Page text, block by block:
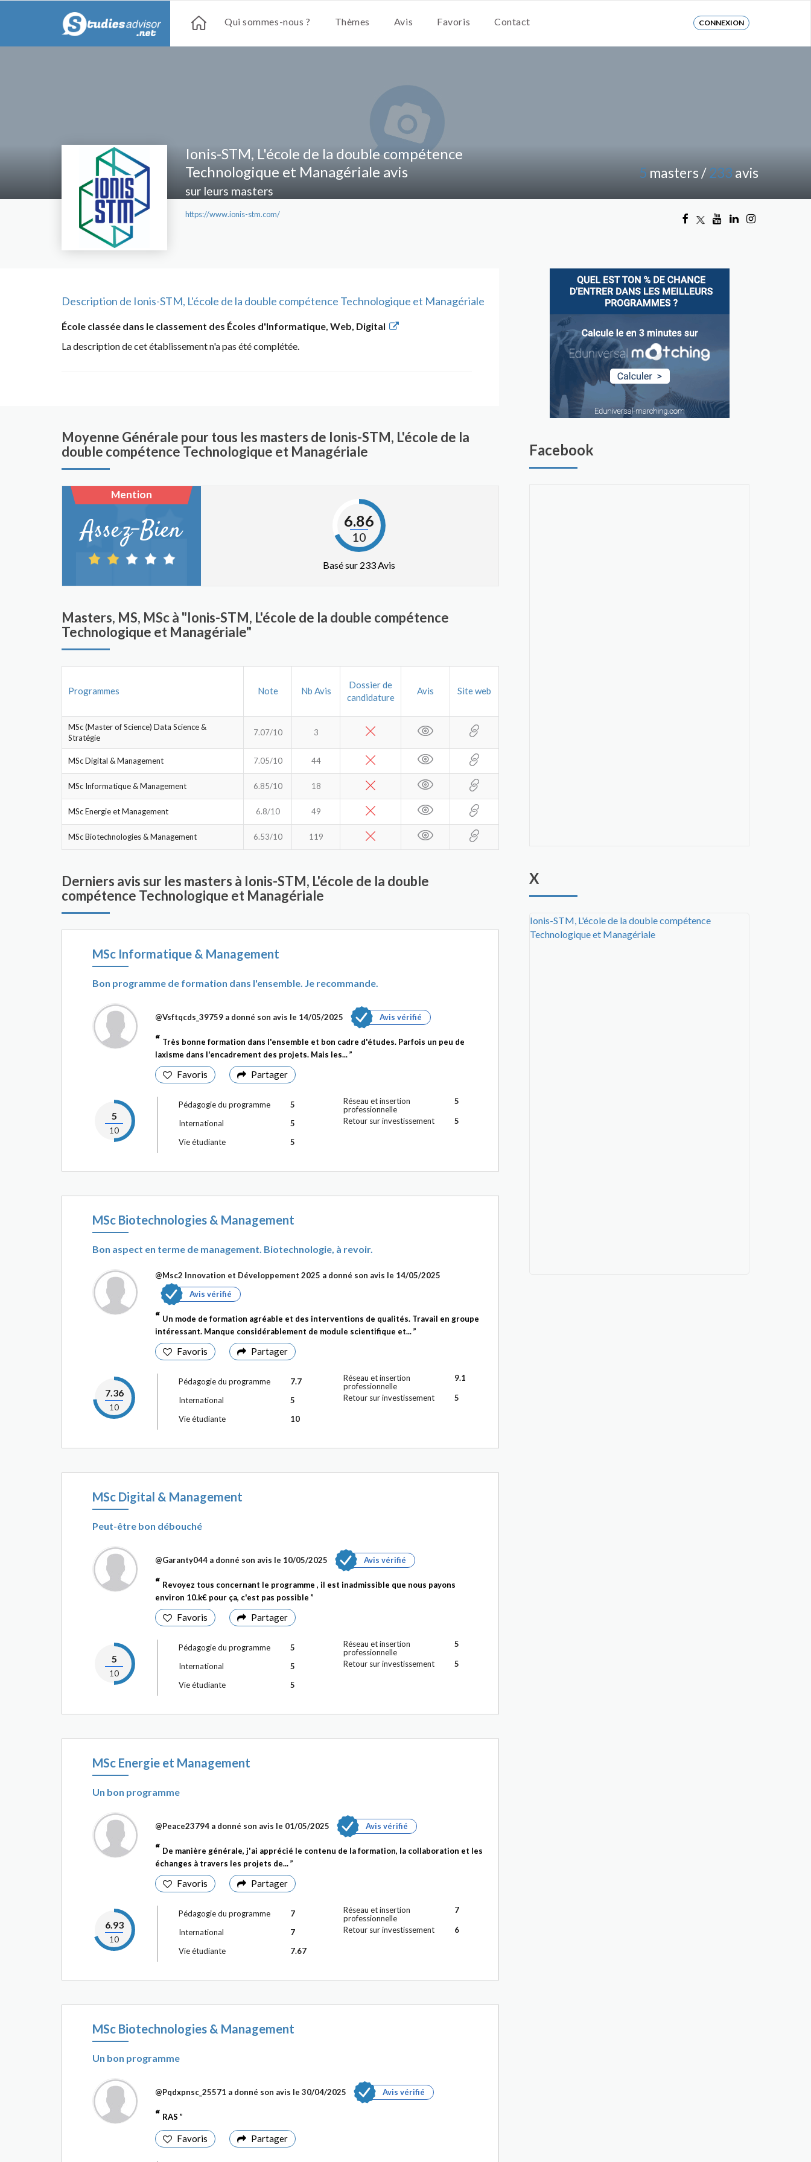
Qui sommes-nous ? Thèmes Avis Favoris Contact CONNEXION
Ionis-STM, L'école de la double compétence
Technologique et Managériale avis
sur leurs masters
https://www.ionis-stm.com/
5 masters /233 avis
Description de Ionis-STM, L'école de la double compétence Technologique et Managériale
École classée dans le classement des Écoles d'Informatique, Web, Digital
La description de cet établissement n'a pas été complétée.
Moyenne Générale pour tous les masters de Ionis-STM, L'école de la
double compétence Technologique et Managériale
Mention
Assez-Bien 6.86
10
Basé sur 233 Avis
Masters, MS, MSc à "Ionis-STM, L'école de la double compétence
Technologique et Managériale"
Programmes Note Nb Avis
Dossier de
candidature
Avis Site web
MSc (Master of Science) Data Science &
Stratégie
7.07/10 3
MSc Digital & Management 7.05/10 44
MSc Informatique & Management 6.85/10 18
MSc Energie et Management 6.8/10 49
MSc Biotechnologies & Management 6.53/10 119
Derniers avis sur les masters à Ionis-STM, L'école de la double
compétence Technologique et Managériale
MSc Informatique & Management
Bon programme de formation dans l'ensemble. Je recommande.
@Vsftqcds_39759 a donné son avis le 14/05/2025 Avis vérifié
Très bonne formation dans l'ensemble et bon cadre d'études. Parfois un peu de
laxisme dans l'encadrement des projets. Mais les...
Favoris Partager
5
10
Pédagogie du programme
5
International
5
Vie étudiante
5
Réseau et insertion
professionnelle
5
Retour sur investissement 5
MSc Biotechnologies & Management
Bon aspect en terme de management. Biotechnologie, à revoir.
@Msc2 Innovation et Développement 2025 a donné son avis le 14/05/2025
Avis vérifié
Un mode de formation agréable et des interventions de qualités. Travail en groupe
intéressant. Manque considérablement de module scientifique et...
Favoris Partager
7.36
10
Pédagogie du programme
7.7
International
5
Vie étudiante
10
Réseau et insertion
professionnelle
9.1
Retour sur investissement 5
MSc Digital & Management
Peut-être bon débouché
@Garanty044 a donné son avis le 10/05/2025 Avis vérifié
Revoyez tous concernant le programme , il est inadmissible que nous payons
environ 10.k€ pour ça, c'est pas possible
Favoris Partager
5
10
Pédagogie du programme
5
International
5
Vie étudiante
5
Réseau et insertion
professionnelle
5
Retour sur investissement 5
MSc Energie et Management
Un bon programme
@Peace23794 a donné son avis le 01/05/2025 Avis vérifié
De manière générale, j'ai apprécié le contenu de la formation, la collaboration et les
échanges à travers les projets de...
Favoris Partager
6.93
10
Pédagogie du programme
7
International
7
Vie étudiante
7.67
Réseau et insertion
professionnelle
7
Retour sur investissement 6
MSc Biotechnologies & Management
Un bon programme
@Pqdxpnsc_25571 a donné son avis le 30/04/2025 Avis vérifié
RAS
Favoris Partager
Facebook
X
Ionis-STM, L'école de la double compétence
Technologique et Managériale